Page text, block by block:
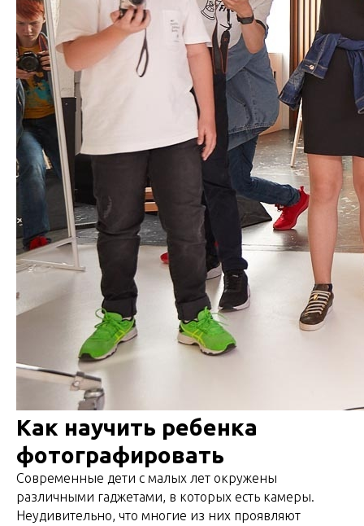
Как научить ребенка
фотографировать
Современные дети с малых лет окружены
различными гаджетами, в которых есть камеры.
Неудивительно, что многие из них проявляют